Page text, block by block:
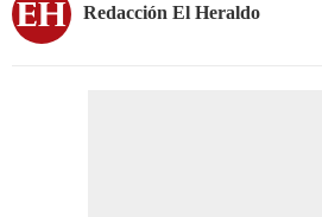
Redacción El Heraldo